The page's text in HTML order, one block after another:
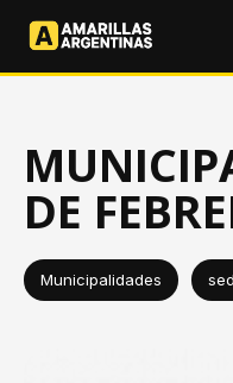
DE
Municipalidades